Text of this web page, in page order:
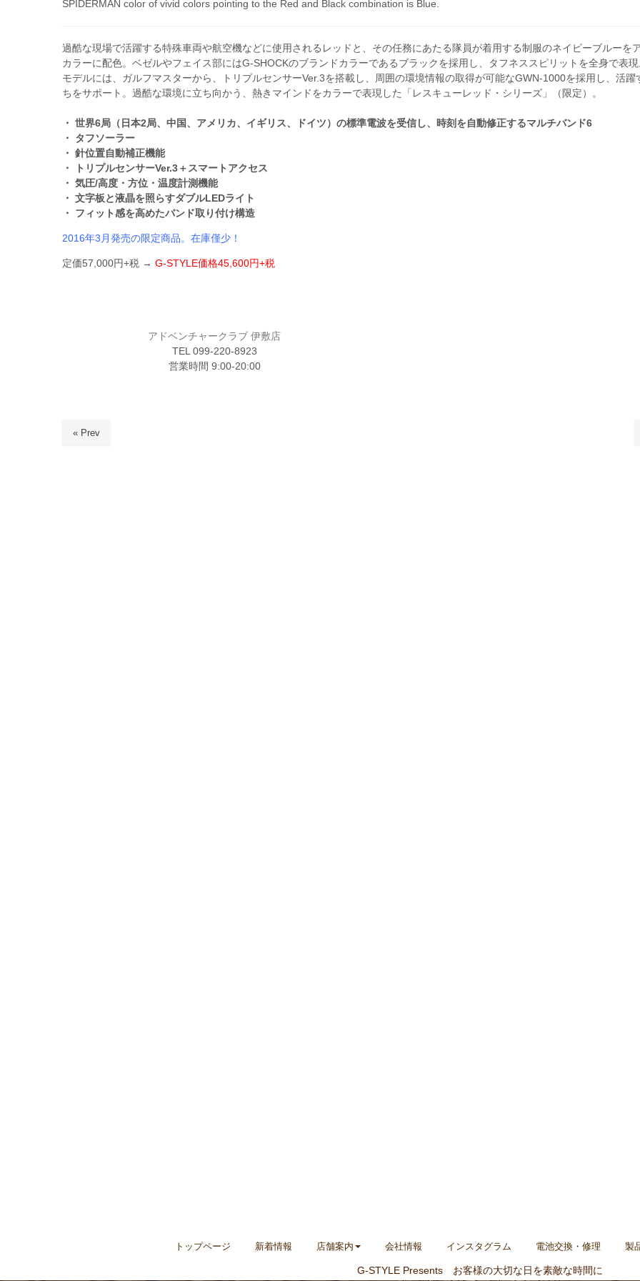
SPIDERMAN color of vivid colors pointing to the Red and Black combination is Blue.
過酷な現場で活躍する特殊車両や航空機などに使用されるレッドと、その任務にあたる隊員が着用する制服のネイビーブルーを
カラーに配色。ベゼルやフェイス部にはG-SHOCKのブランドカラーであるブラックを採用し、タフネススピリットを全身で表
モデルには、ガルフマスターから、トリプルセンサーVer.3を搭載し、周囲の環境情報の取得が可能なGWN-1000を採用し、活躍
ちをサポート。過酷な環境に立ち向かう、熱きマインドをカラーで表現した「レスキューレッド・シリーズ」（限定）。
・ 世界6局（日本2局、中国、アメリカ、イギリス、ドイツ）の標準電波を受信し、時刻を自動修正するマルチバンド6
・ タフソーラー
・ 針位置自動補正機能
・ トリプルセンサーVer.3＋スマートアクセス
・ 気圧/高度・方位・温度計測機能
・ 文字板と液晶を照らすダブルLEDライト
・ フィット感を高めたバンド取り付け構造
2016年3月発売の限定商品。在庫僅少！
定価57,000円+税 → G-STYLE価格45,600円+税
アドベンチャークラブ 伊敷店
TEL 099-220-8923
営業時間 9:00-20:00
« Prev
トップページ 新着情報 店舗案内 会社情報 インスタグラム 電池交換・修理 製
G-STYLE Presents お客様の大切な日を素敵な時間に